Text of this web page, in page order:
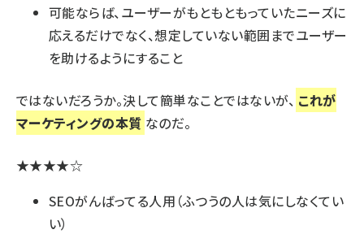
可能ならば、ユーザーがもともともっていたニーズに
応えるだけでなく、想定していない範囲までユーザー
を助けるようにすること
ではないだろうか。決して簡単なことではないが、 これが
マーケティングの本質 なのだ。
★★★★☆
SEOがんばってる人用（ふつうの人は気にしなくてい
い）